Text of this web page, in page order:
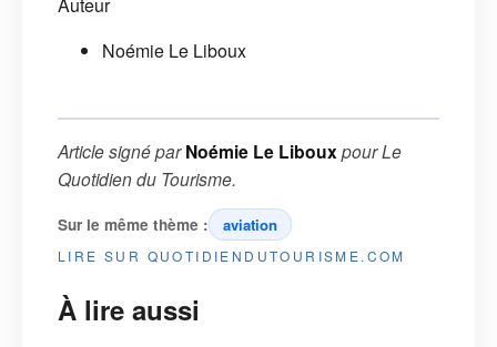
Auteur
Noémie Le Liboux
Article signé parNoémie Le LibouxpourLe
Quotidien du Tourisme.
Sur le même thème : aviation
LIRE SUR QUOTIDIENDUTOURISME.COM
À lire aussi